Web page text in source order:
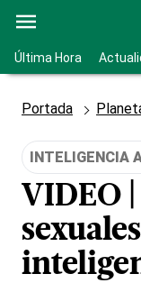
Última Hora
Portada
INTELIGENCIA
VIDEO